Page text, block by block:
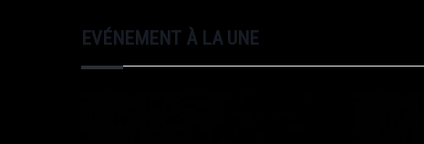
EVÉNEMENT À LA UNE